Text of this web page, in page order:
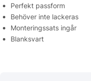
Perfekt passform
Behöver inte lackeras
Monteringssats ingår
Blanksvart